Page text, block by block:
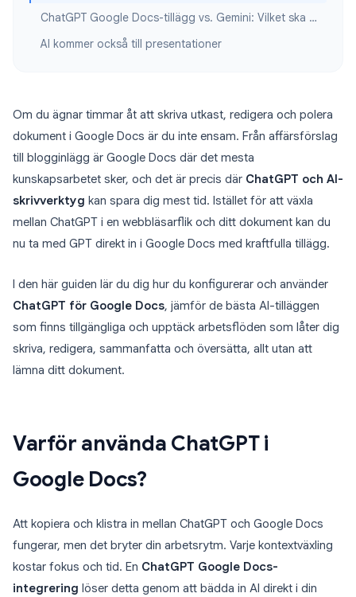
ChatGPT Google Docs-tillägg vs. Gemini: Vilket ska du välja?
AI kommer också till presentationer
Om du ägnar timmar åt att skriva utkast, redigera och polera
dokument i Google Docs är du inte ensam. Från affärsförslag
till blogginlägg är Google Docs där det mesta
kunskapsarbetet sker, och det är precis där ChatGPT och AI-
skrivverktyg kan spara dig mest tid. Istället för att växla
mellan ChatGPT i en webbläsarflik och ditt dokument kan du
nu ta med GPT direkt in i Google Docs med kraftfulla tillägg.
I den här guiden lär du dig hur du konfigurerar och använder
ChatGPT för Google Docs, jämför de bästa AI-tilläggen
som finns tillgängliga och upptäck arbetsflöden som låter dig
skriva, redigera, sammanfatta och översätta, allt utan att
lämna ditt dokument.
Varför använda ChatGPT i
Google Docs?
Att kopiera och klistra in mellan ChatGPT och Google Docs
fungerar, men det bryter din arbetsrytm. Varje kontextväxling
kostar fokus och tid. En ChatGPT Google Docs-
integrering löser detta genom att bädda in AI direkt i din